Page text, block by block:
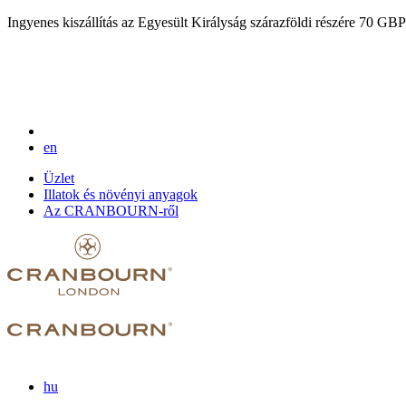
Ingyenes kiszállítás az Egyesült Királyság szárazföldi részére 70
en
Üzlet
Illatok és növényi anyagok
Az CRANBOURN-ről
hu